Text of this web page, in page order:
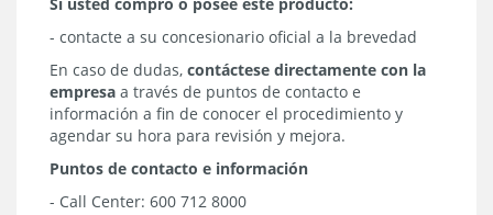
- contacte a su concesionario oficial a la brevedad
En caso de dudas, contáctese directamente con la
empresa a través de puntos de contacto e
información a fin de conocer el procedimiento y
agendar su hora para revisión y mejora.
Puntos de contacto e información
- Call Center: 600 712 8000